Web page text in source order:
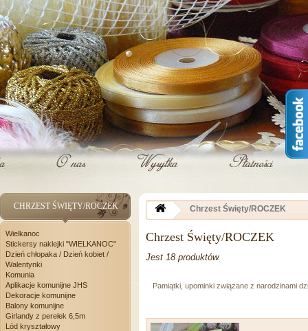
CHRZEST ŚWIĘTY/ROCZEK
Wielkanoc
Stickersy naklejki "WIELKANOC"
Dzień chłopaka / Dzień kobiet /
Walentynki
Komunia
Aplikacje komunijne JHS
Dekoracje komunijne
Balony komunijne
Girlandy z perełek 6,5m
Lód kryształowy
Chrzest Święty/ROCZEK
Chrzest Święty/ROCZEK
Jest 18 produktów.
Pamiątki, upominki związane z narodzinami